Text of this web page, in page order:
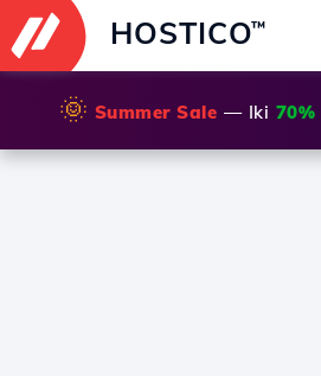
HOSTICO™
🌞 Summer Sale — Iki